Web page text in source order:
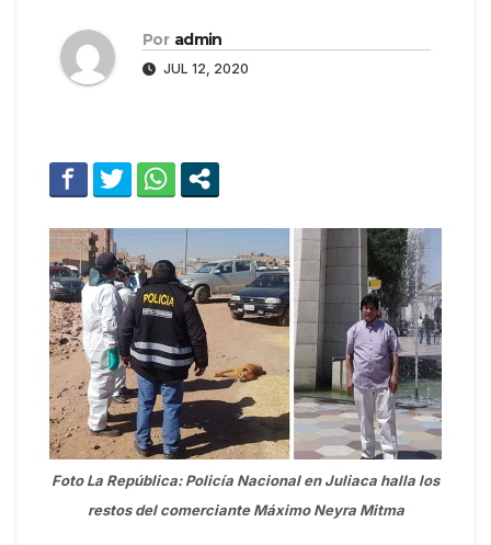
Por admin
JUL 12, 2020
Foto La República: Policía Nacional en Juliaca halla los
restos del comerciante Máximo Neyra Mitma